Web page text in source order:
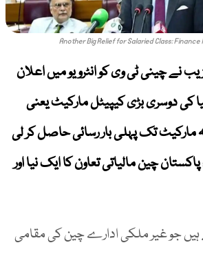
Another Big Relief for Salaried Class:
نے چینی ٹی وی کو انٹرویو میں اعلان
کی دوسری بڑی کیپیٹل مارکیٹ یعنی
تک پہلی بار رسائی حاصل کر لی
پاکستان چین مالیاتی تعاون کا ایک نیا اور
ہیں جو غیر ملکی ادارے چین کی مقامی